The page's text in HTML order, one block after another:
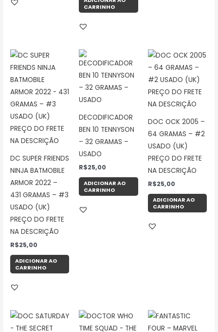
CARRINHO
DC SUPER FRIENDS
NINJA BATMOBILE
ARMOR 2022 –
431 GRAMAS – #3
USADO (UK)
PREÇO DO FRETE
NA DESCRIÇÃO
R$25,00
ADICIONAR AO
CARRINHO
DECODIFICADOR
BEN 10 TENNYSON
– 32 GRAMAS –
USADO
R$25,00
ADICIONAR AO
CARRINHO
DOC OCK 2005 –
64 GRAMAS – #2
USADO (UK)
PREÇO DO FRETE
NA DESCRIÇÃO
R$25,00
ADICIONAR AO
CARRINHO